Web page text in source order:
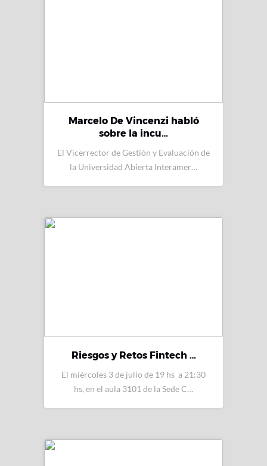
Marcelo De Vincenzi habló
sobre la incu…
El Vicerrector de Gestión y Evaluación de
la Universidad Abierta Interamer…
Riesgos y Retos Fintech …
El miércoles 3 de julio de 19 hs a 21:30
hs, en el aula 3101 de la Sede C…